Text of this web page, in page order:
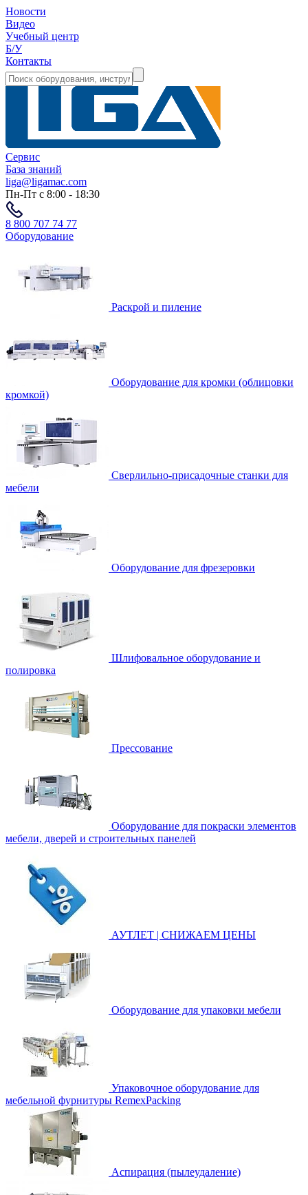
Новости
Видео
Учебный центр
Б/У
Контакты
Сервис
База знаний
liga@ligamac.com
Пн-Пт с 8:00 - 18:30
8 800 707 74 77
Оборудование
Раскрой и пиление
Оборудование для кромки (облицовки
кромкой)
Сверлильно-присадочные станки для
мебели
Оборудование для фрезеровки
Шлифовальное оборудование и
полировка
Прессование
Оборудование для покраски элементов
мебели, дверей и строительных панелей
АУТЛЕТ | СНИЖАЕМ ЦЕНЫ
Оборудование для упаковки мебели
Упаковочное оборудование для
мебельной фурнитуры RemexPacking
Аспирация (пылеудаление)